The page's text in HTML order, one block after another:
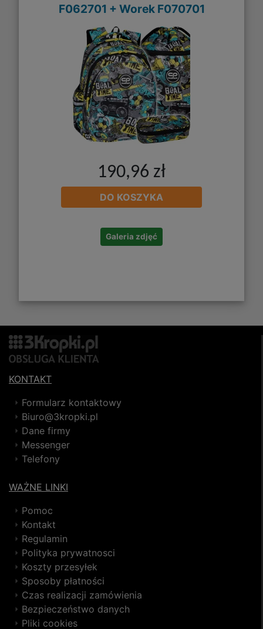
F062701 + Worek F070701
190,96 zł
DO KOSZYKA
Galeria zdjęć
KONTAKT
Formularz kontaktowy
Biuro@3kropki.pl
Dane firmy
Messenger
Telefony
WAŻNE LINKI
Pomoc
Kontakt
Regulamin
Polityka prywatnosci
Koszty przesyłek
Sposoby płatności
Czas realizacji zamówienia
Bezpieczeństwo danych
Pliki cookies